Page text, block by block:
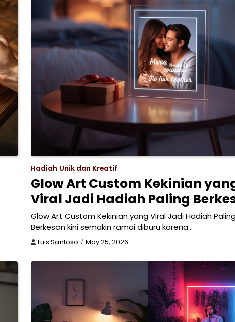
Hadiah Unik dan Kreatif
Glow Art Custom Kekinian
Viral Jadi Hadiah Paling
Glow Art Custom Kekinian yang Viral Jadi Hadiah
Berkesan kini semakin ramai diburu karena…
Luis Santoso May 25, 2026